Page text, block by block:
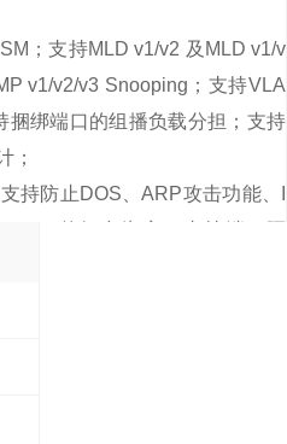
；支持MLD v1/v2 及MLD v1/v
v1/v2/v3 Snooping；支持VLA
捆绑端口的组播负载分担；支持
；
持防止DOS、ARP攻击功能、I
，支持单端口大用户数限制；
；支持黑名单和白名单；支持
；支持DHCPv6 Rela